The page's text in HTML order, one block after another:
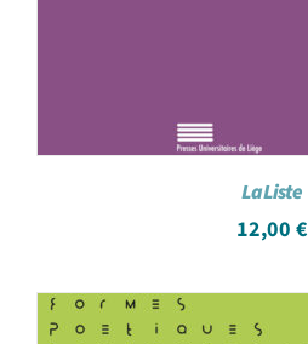
La Liste
12,00 €